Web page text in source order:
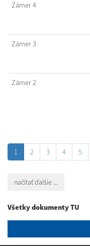
Zámer 4
Zámer 3
Zámer 2
1 2 3 4 5
načítať ďalšie ...
Všetky dokumenty TU